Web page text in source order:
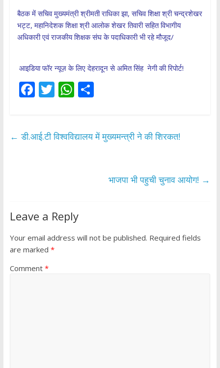
बैठक में सचिव मुख्यमंत्री श्रीमती राधिका झा, सचिव शिक्षा श्री चन्द्रशेखर
भट्ट, महानिदेशक शिक्षा श्री आलोक शेखर तिवारी सहित विभागीय
अधिकारी एवं राजकीय शिक्षक संघ के पदाधिकारी भी रहे मौजूद/
आइडिया फॉर न्यूज़ के लिए देहरादून से अमित सिंह नेगी की रिपोर्ट!
F
b
T
er
W
s
S
e
← डी.आई.टी विश्वविद्यालय में मुख्यमन्त्री ने की शिरकत!
भाजपा भी पहुची चुनाव आयोग! →
Leave a Reply
Your email address will not be published. Required fields
are marked *
Comment *